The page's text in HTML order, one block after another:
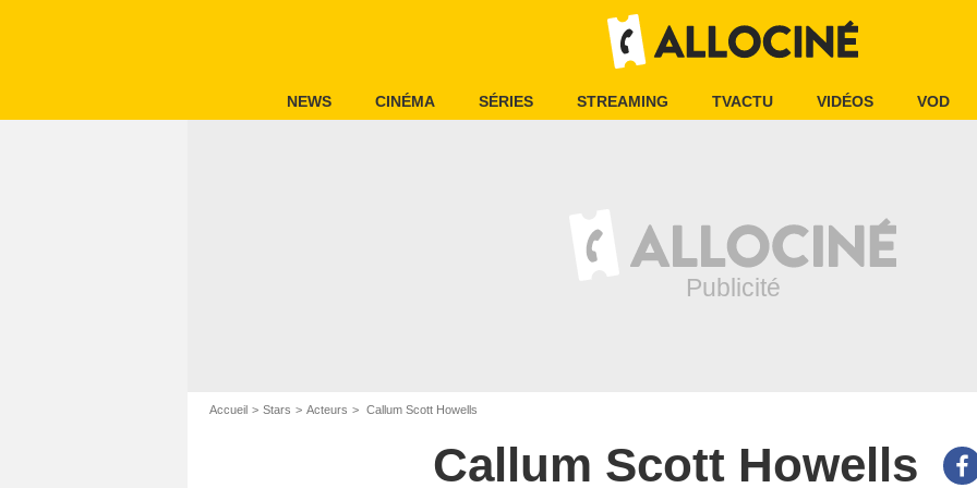
NEWS CINÉMA SÉRIES STREAMING TVACTU VIDÉOS VOD
Accueil Stars Acteurs Callum Scott Howells
Callum Scott Howells